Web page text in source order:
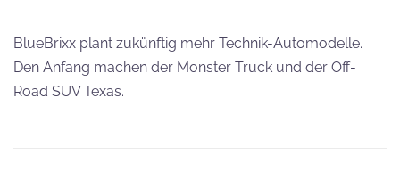
BlueBrixx plant zukünftig mehr Technik-Automodelle.
Den Anfang machen der Monster Truck und der Off-
Road SUV Texas.